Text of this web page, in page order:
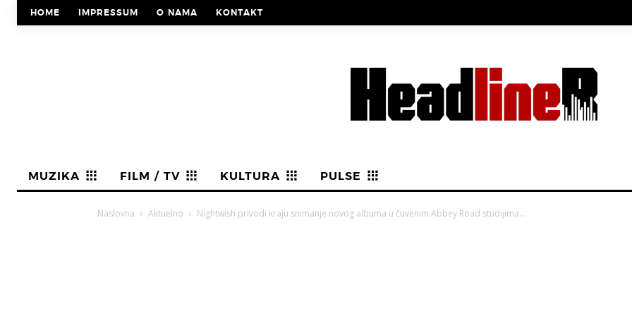
HOME IMPRESSUM O NAMA KONTAKT
MUZIKA FILM / TV KULTURA PULSE
Naslovna Aktuelno Nightwish privodi kraju snimanje novog albuma u čuvenim Abbey Road studijima…